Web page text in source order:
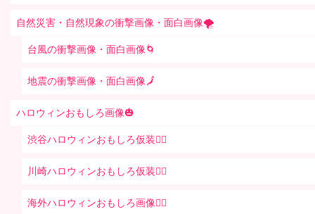
自然災害・自然現象の衝撃画像・面白画像🌪
台風の衝撃画像・面白画像🌀
地震の衝撃画像・面白画像🗾
ハロウィンおもしろ画像🎃
渋谷ハロウィンおもしろ仮装👯‍♂️
川崎ハロウィンおもしろ仮装🧞‍♀️
海外ハロウィンおもしろ画像🧛‍♂️